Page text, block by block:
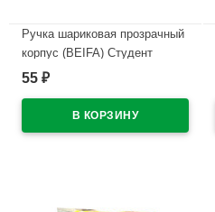
Ручка шариковая прозрачный
корпус (BEIFA) Студент
синий, 0,5мм ,масло арт.ТА
55 ₽